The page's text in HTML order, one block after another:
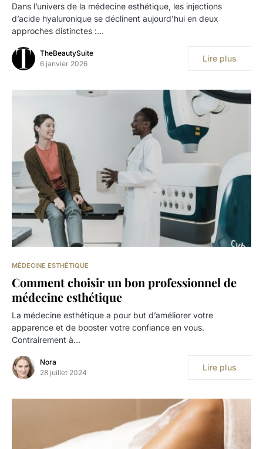
Dans l’univers de la médecine esthétique, les injections
d’acide hyaluronique se déclinent aujourd’hui en deux
approches distinctes :…
TheBeautySuite
6 janvier 2026
Lire plus
MÉDECINE ESTHÉTIQUE
Comment choisir un bon professionnel de
médecine esthétique
La médecine esthétique a pour but d’améliorer votre
apparence et de booster votre confiance en vous.
Contrairement à…
Nora
28 juillet 2024
Lire plus